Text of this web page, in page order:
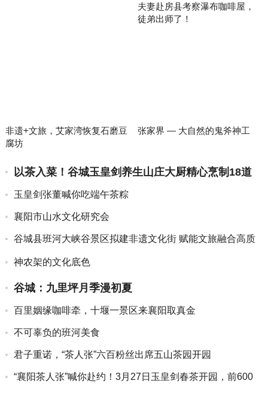
夫妻赴房县考察瀑布咖啡屋，
徒弟出师了！
非遗+文旅，艾家湾恢复石磨豆
腐坊
张家界 — 大自然的鬼斧神工
以茶入菜！谷城玉皇剑养生山庄大厨精心烹制18道
玉皇剑张董喊你吃端午茶粽
襄阳市山水文化研究会
谷城县班河大峡谷景区拟建非遗文化街 赋能文旅融合高质
神农架的文化底色
谷城：九里坪月季漫初夏
百里姻缘咖啡牵，十堰一景区来襄阳取真金
不可辜负的班河美食
君子重诺，“茶人张”六百粉丝出席五山茶园开园
“襄阳茶人张”喊你赴约！3月27日玉皇剑春茶开园，前600